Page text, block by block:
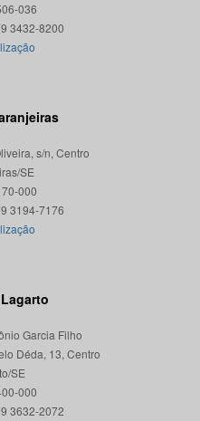
036
s/n, Centro
SE
000
Garcia Filho
Déda, 13, Centro
SE
000